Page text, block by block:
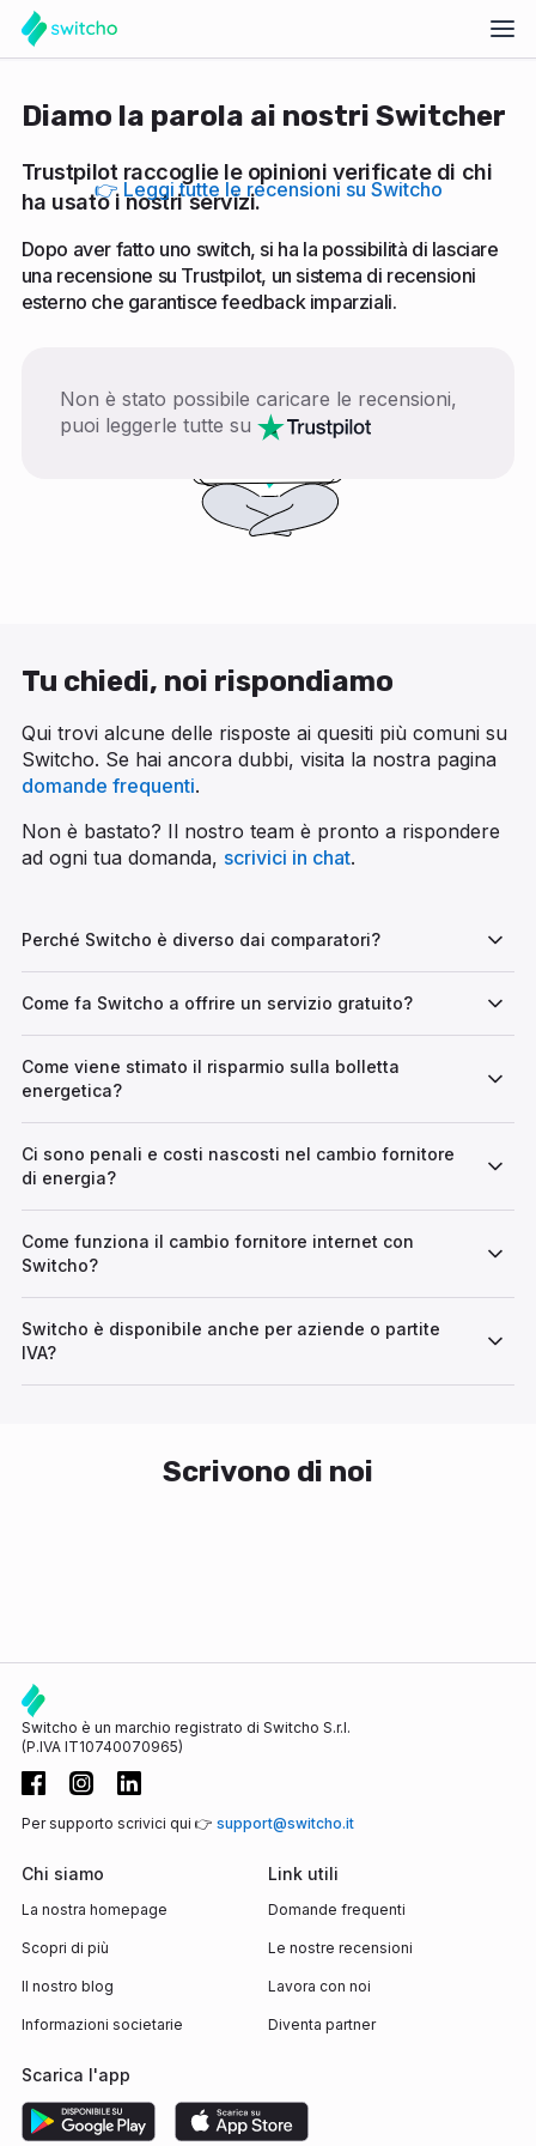
Diamo la parola ai nostri Switcher
Trustpilot raccoglie le opinioni verificate di chi
ha usato i nostri servizi.
Dopo aver fatto uno switch, si ha la possibilità di lasciare
una recensione su Trustpilot, un sistema di recensioni
esterno che garantisce feedback imparziali.
👉 Leggi tutte le recensioni su Switcho
Non è stato possibile caricare le recensioni,
puoi leggerle tutte su
Tu chiedi, noi rispondiamo
Qui trovi alcune delle risposte ai quesiti più comuni su
Switcho. Se hai ancora dubbi, visita la nostra pagina
domande frequenti.
Non è bastato? Il nostro team è pronto a rispondere
ad ogni tua domanda, scrivici in chat.
Perché Switcho è diverso dai comparatori?
Come fa Switcho a offrire un servizio gratuito?
Come viene stimato il risparmio sulla bolletta
energetica?
Ci sono penali e costi nascosti nel cambio fornitore
di energia?
Come funziona il cambio fornitore internet con
Switcho?
Switcho è disponibile anche per aziende o partite
IVA?
Scrivono di noi
Switcho è un marchio registrato di Switcho S.r.l.
(P.IVA IT10740070965)
Per supporto scrivici qui 👉 support@switcho.it
Chi siamo
La nostra homepage
Scopri di più
Il nostro blog
Informazioni societarie
Link utili
Domande frequenti
Le nostre recensioni
Lavora con noi
Diventa partner
Scarica l'app